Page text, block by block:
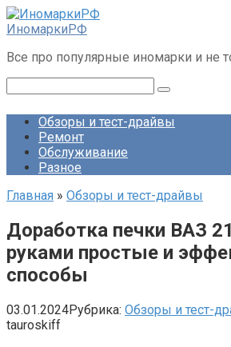
Перейти
к
ИномаркиРФ
Все про популярные иномарки и не
Обзоры и тест-драйвы
Ремонт
Обслуживание
Разное
Главная » Обзоры и тест-драйвы
Доработка печки ВАЗ
руками простые и
способы
03.01.2024Рубрика: Обзоры и тест-
tauroskiff